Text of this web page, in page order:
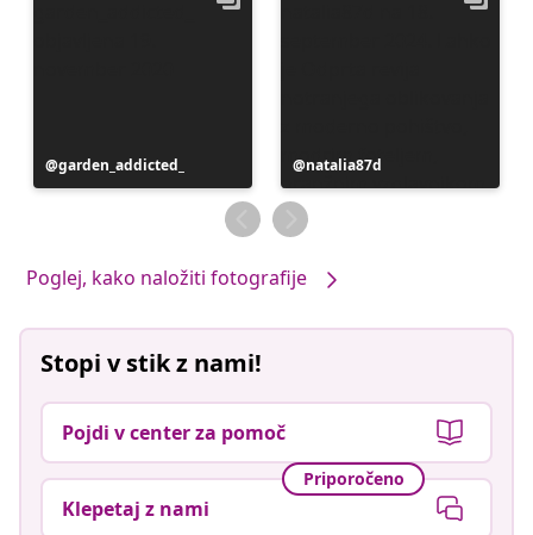
Objavo
je
garden_addicted_
Objavo
je
objavil
natalia87d
Poglej, kako naložiti fotografije
Stopi v stik z nami!
Pojdi v center za pomoč
Priporočeno
Klepetaj z nami